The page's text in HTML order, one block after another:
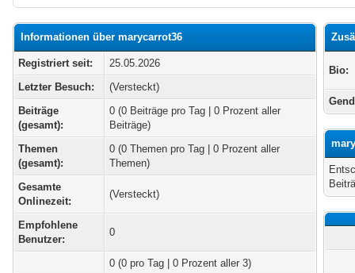
Informationen über marycarrot36
Registriert seit:
25.05.2026
Letzter Besuch:
(Versteckt)
Beiträge
(gesamt):
0 (0 Beiträge pro Tag | 0 Prozent aller
Beiträge)
Themen
(gesamt):
0 (0 Themen pro Tag | 0 Prozent aller
Themen)
Gesamte
Onlinezeit:
(Versteckt)
Empfohlene
Benutzer:
0
0 (0 pro Tag | 0 Prozent aller 3)
Bio: